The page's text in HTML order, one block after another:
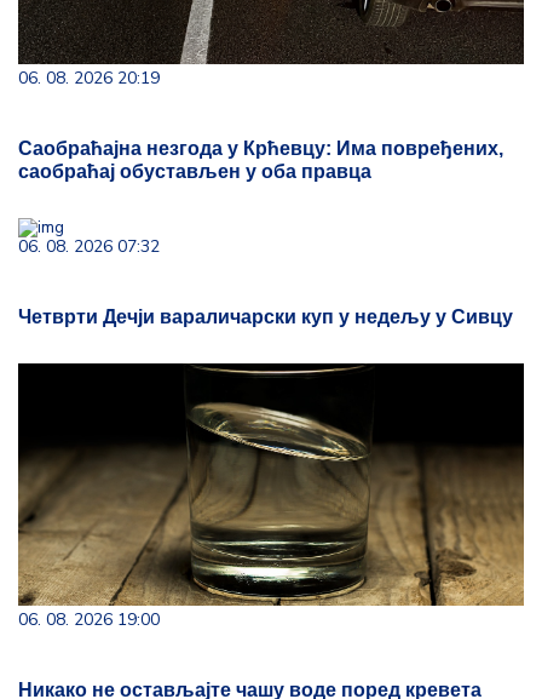
06. 08. 2026 20:19
Саобраћајна незгода у Крћевцу: Има повређених,
саобраћај обустављен у оба правца
06. 08. 2026 07:32
Четврти Дечји вараличарски куп у недељу у Сивцу
06. 08. 2026 19:00
Никако не остављајте чашу воде поред кревета